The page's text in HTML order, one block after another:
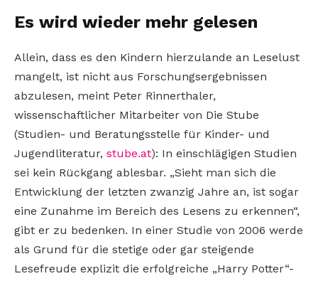
Es wird wieder mehr gelesen
Allein, dass es den Kindern hierzulande an Leselust
mangelt, ist nicht aus Forschungsergebnissen
abzulesen, meint Peter Rinnerthaler,
wissenschaftlicher Mitarbeiter von Die Stube
(Studien- und Beratungsstelle für Kinder- und
Jugendliteratur, stube.at): In einschlägigen Studien
sei kein Rückgang ablesbar. „Sieht man sich die
Entwicklung der letzten zwanzig Jahre an, ist sogar
eine Zunahme im Bereich des Lesens zu erkennen“,
gibt er zu bedenken. In einer Studie von 2006 werde
als Grund für die stetige oder gar steigende
Lesefreude explizit die erfolgreiche „Harry Potter“-